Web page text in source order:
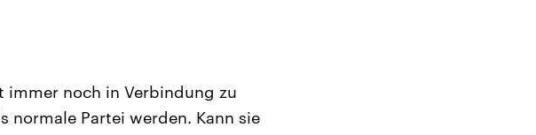
immer noch in Verbindung zu
normale Partei werden. Kann sie